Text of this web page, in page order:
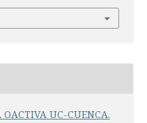
UC-CUENCA.